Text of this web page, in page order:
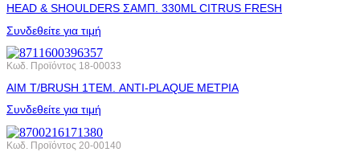
HEAD & SHOULDERS ΣΑΜΠ. 330ML CITRUS FRESH
Συνδεθείτε για τιμή
Κωδ. Προϊόντος 18-00033
AIM T/BRUSH 1ΤΕΜ. ANTI-PLAQUE ΜΕΤΡΙΑ
Συνδεθείτε για τιμή
Κωδ. Προϊόντος 20-00140